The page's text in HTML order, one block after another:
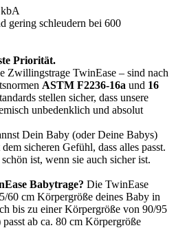
kbA
gering schleudern bei 600
Priorität.
Zwillingstrage TwinEase – sind nach
ASTM F2236-16a und 16
stellen sicher, dass unsere
unbedenklich und absolut
Dein Baby (oder Deine Babys)
sicheren Gefühl, dass alles passt.
ist, wenn sie auch sicher ist.
Babytrage? Die TwinEase
60 cm Körpergröße deines Baby in
bis zu einer Körpergröße von 90/95
ab ca. 80 cm Körpergröße